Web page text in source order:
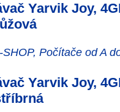
Yarvik Joy,
SHOP, Počítače od A
Yarvik Joy,